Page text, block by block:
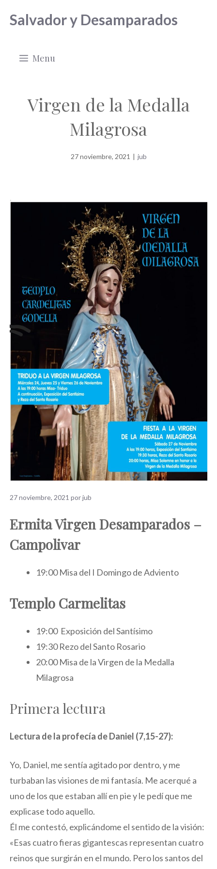
Salvador y Desamparados
Menu
Virgen de la Medalla
Milagrosa
27 noviembre, 2021 | jub
27 noviembre, 2021 porjub
Ermita Virgen Desamparados –
Campolivar
19:00 Misa del I Domingo de Adviento
Templo Carmelitas
19:00 Exposición del Santísimo
19:30 Rezo del Santo Rosario
20:00 Misa de la Virgen de la Medalla
Milagrosa
Primera lectura
Lectura de la profecía de Daniel (7,15-27):
Yo, Daniel, me sentía agitado por dentro, y me
turbaban las visiones de mi fantasía. Me acerqué a
uno de los que estaban allí en pie y le pedí que me
explicase todo aquello.
Él me contestó, explicándome el sentido de la visión:
«Esas cuatro fieras gigantescas representan cuatro
reinos que surgirán en el mundo. Pero los santos del